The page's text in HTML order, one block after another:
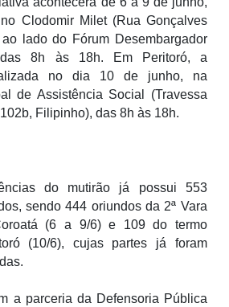
Clodomir Milet (Rua Gonçalves
lado do Fórum Desembargador
das 8h às 18h. Em Peritoró, a
no dia 10 de junho, na
de Assistência Social (Travessa
Filipinho), das 8h às 18h.
do mutirão já possui 553
sendo 444 oriundos da 2ª Vara
(6 a 9/6) e 109 do termo
(10/6), cujas partes já foram
a parceria da Defensoria Pública